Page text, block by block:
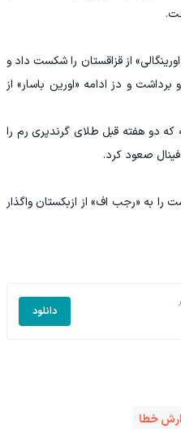
ابتدا با «اورینگالی» از قزاقستان را شکست داد و
و دز ادامه «اورین باسار» از
که دو هفته قبل طلای گرندپری رم را
صعود کرد.
را به «رجب اف» از ازبکستان واگذار
دانلود
خطا